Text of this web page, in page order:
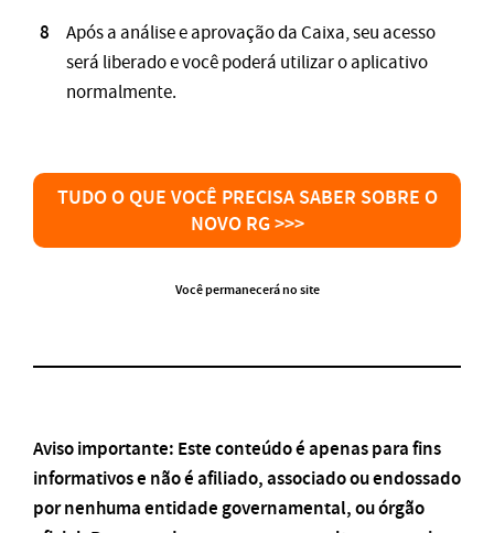
Após a análise e aprovação da Caixa, seu acesso
será liberado e você poderá utilizar o aplicativo
normalmente.
TUDO O QUE VOCÊ PRECISA SABER SOBRE O
NOVO RG >>>
Você permanecerá no site
Aviso importante: Este conteúdo é apenas para fins
informativos e não é afiliado, associado ou endossado
por nenhuma entidade governamental, ou órgão